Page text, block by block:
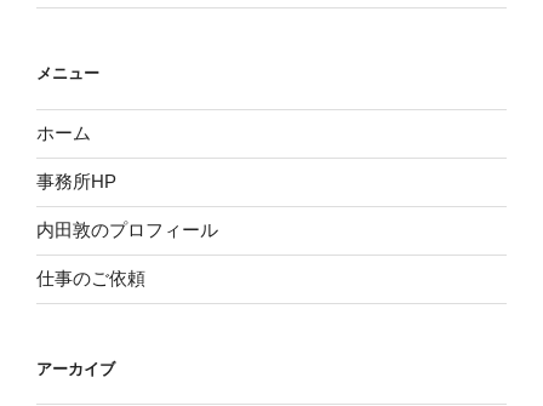
メニュー
ホーム
事務所HP
内田敦のプロフィール
仕事のご依頼
アーカイブ